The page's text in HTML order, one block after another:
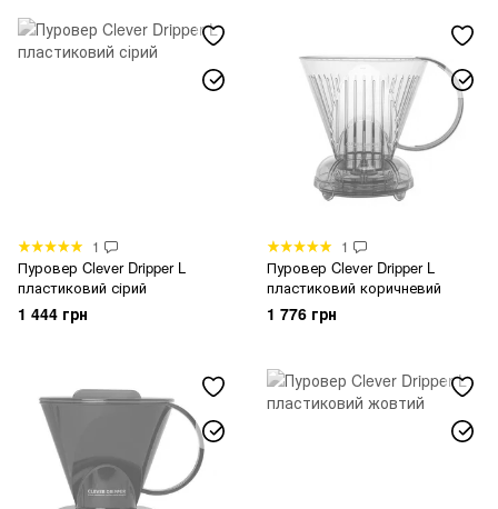
1
Пуровер Clever Dripper L
пластиковий сірий
1 444 грн
1
Пуровер Clever Dripper L
пластиковий коричневий
1 776 грн